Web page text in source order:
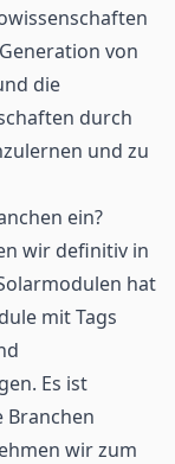
von
die
durch
und zu
ein?
wir definitiv in
hat
mit Tags
Es ist
Branchen
wir zum